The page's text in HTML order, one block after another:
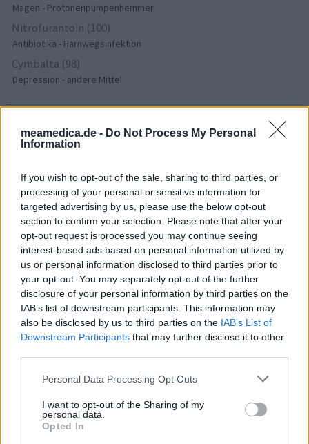
meamedica.de - Do Not Process My Personal
Information
If you wish to opt-out of the sale, sharing to third parties, or
processing of your personal or sensitive information for
targeted advertising by us, please use the below opt-out
section to confirm your selection. Please note that after your
opt-out request is processed you may continue seeing
interest-based ads based on personal information utilized by
us or personal information disclosed to third parties prior to
your opt-out. You may separately opt-out of the further
disclosure of your personal information by third parties on the
IAB’s list of downstream participants. This information may
also be disclosed by us to third parties on the IAB’s List of
Downstream Participants that may further disclose it to other
Personal Data Processing Opt Outs
I want to opt-out of the Sharing of my
personal data.
Opted In
Magen - Protonenpumpenhemmer
Nitrofurantoin (100)
Antibiotika - Harnwegsinfektion
Cymbalta (98)
Depression - andere Mittel
Die Bewertungen und Kommentare dieser Seite sind
nutzergenerierter Inhalt. Diese werden vor der Veröffentlichung
setzen von unseren Benutzern keine nachgewiesenen
medizinischen Kenntnisse voraus um ihre Meinungen
auszutauschen. Auf diese Weise geben die beschriebenen
Meinungen und Erfahrungen nur die Ansichten der jeweiligen
Autoren wieder und nicht jene des Eigentümers dieser Website.
Bitte beachten Sie, dass eine Erfahrung von Person zu Person
unterschiedlich sein kann und dass Sie sich immer an Ihren Arzt
oder Apotheker wenden sollten, um medizinischen Rat zu
Medikamenten zu erhalten.